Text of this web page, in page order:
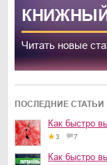
Читать новые
ПОСЛЕДНИЕ СТАТЬИ
Как быстро
3 7
Как быстро